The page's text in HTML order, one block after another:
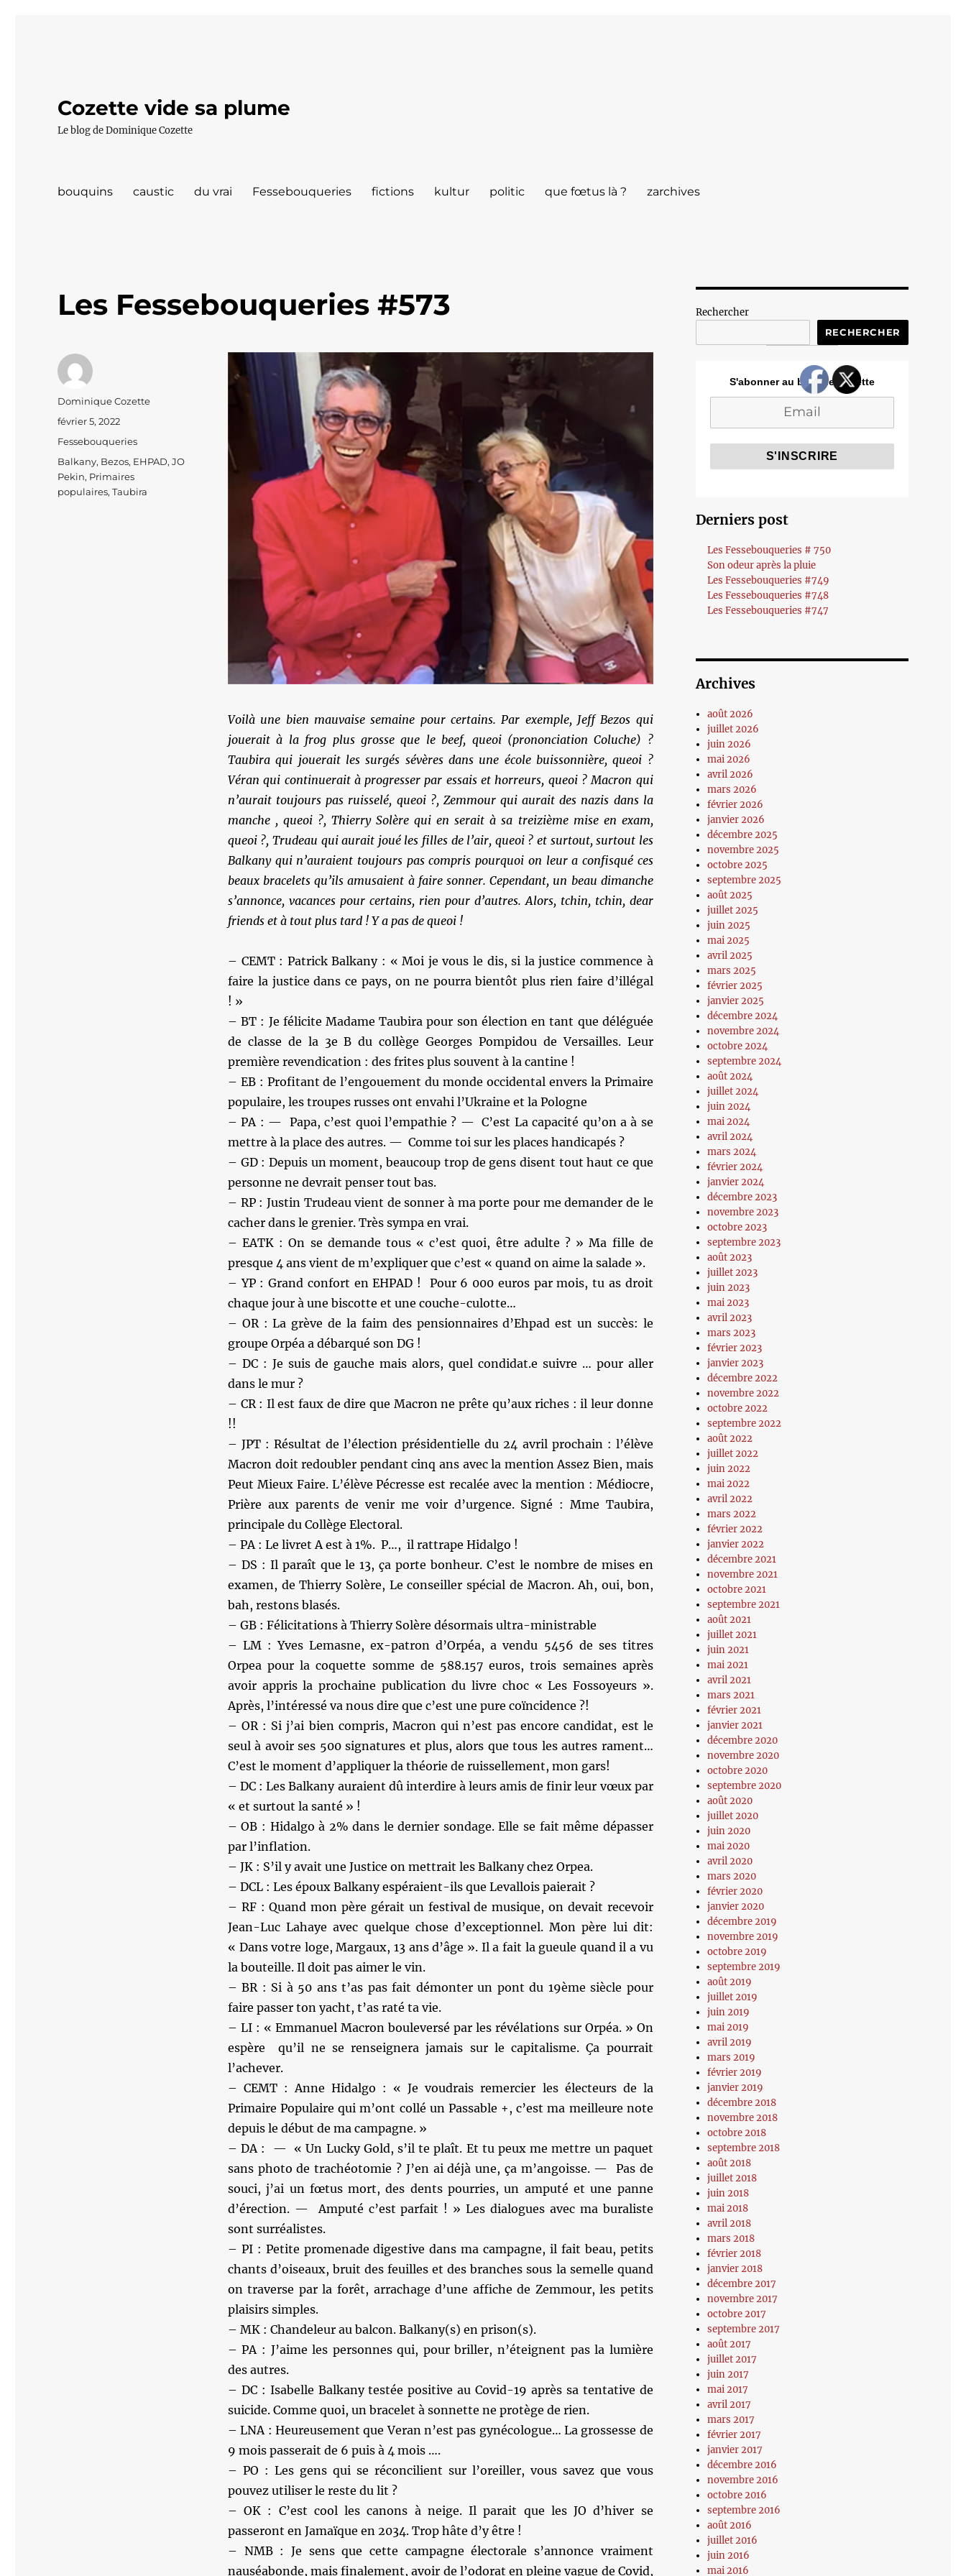
Cozette vide sa plume
Le blog de Dominique Cozette
bouquins caustic du vrai Fessebouqueries fictions kultur politic que fœtus là ? zarchives
Les Fessebouqueries #573
Voilà une bien mauvaise semaine pour certains. Par exemple, Jeff Bezos qui
jouerait à la frog plus grosse que le beef, queoi (prononciation Coluche) ?
Taubira qui jouerait les surgés sévères dans une école buissonnière, queoi ?
Véran qui continuerait à progresser par essais et horreurs, queoi ? Macron qui
n’aurait toujours pas ruisselé, queoi ?, Zemmour qui aurait des nazis dans la
manche , queoi ?, Thierry Solère qui en serait à sa treizième mise en exam,
queoi ?, Trudeau qui aurait joué les filles de l’air, queoi ? et surtout, surtout les
Balkany qui n’auraient toujours pas compris pourquoi on leur a confisqué ces
beaux bracelets qu’ils amusaient à faire sonner. Cependant, un beau dimanche
s’annonce, vacances pour certains, rien pour d’autres. Alors, tchin, tchin, dear
friends et à tout plus tard ! Y a pas de queoi !
– CEMT : Patrick Balkany : « Moi je vous le dis, si la justice commence à
faire la justice dans ce pays, on ne pourra bientôt plus rien faire d’illégal
! »
– BT : Je félicite Madame Taubira pour son élection en tant que déléguée
de classe de la 3e B du collège Georges Pompidou de Versailles. Leur
première revendication : des frites plus souvent à la cantine !
– EB : Profitant de l’engouement du monde occidental envers la Primaire
populaire, les troupes russes ont envahi l’Ukraine et la Pologne
– PA : — Papa, c’est quoi l’empathie ? — C’est La capacité qu’on a à se
mettre à la place des autres. — Comme toi sur les places handicapés ?
– GD : Depuis un moment, beaucoup trop de gens disent tout haut ce que
personne ne devrait penser tout bas.
– RP : Justin Trudeau vient de sonner à ma porte pour me demander de le
cacher dans le grenier. Très sympa en vrai.
– EATK : On se demande tous « c’est quoi, être adulte ? » Ma fille de
presque 4 ans vient de m’expliquer que c’est « quand on aime la salade ».
– YP : Grand confort en EHPAD ! Pour 6 000 euros par mois, tu as droit
chaque jour à une biscotte et une couche-culotte…
– OR : La grève de la faim des pensionnaires d’Ehpad est un succès: le
groupe Orpéa a débarqué son DG !
– DC : Je suis de gauche mais alors, quel condidat.e suivre … pour aller
dans le mur ?
– CR : Il est faux de dire que Macron ne prête qu’aux riches : il leur donne
!!
– JPT : Résultat de l’élection présidentielle du 24 avril prochain : l’élève
Macron doit redoubler pendant cinq ans avec la mention Assez Bien, mais
Peut Mieux Faire. L’élève Pécresse est recalée avec la mention : Médiocre,
Prière aux parents de venir me voir d’urgence. Signé : Mme Taubira,
principale du Collège Electoral.
– PA : Le livret A est à 1%. P…, il rattrape Hidalgo !
– DS : Il paraît que le 13, ça porte bonheur. C’est le nombre de mises en
examen, de Thierry Solère, Le conseiller spécial de Macron. Ah, oui, bon,
bah, restons blasés.
– GB : Félicitations à Thierry Solère désormais ultra-ministrable
– LM : Yves Lemasne, ex-patron d’Orpéa, a vendu 5456 de ses titres
Orpea pour la coquette somme de 588.157 euros, trois semaines après
avoir appris la prochaine publication du livre choc « Les Fossoyeurs ».
Après, l’intéressé va nous dire que c’est une pure coïncidence ?!
– OR : Si j’ai bien compris, Macron qui n’est pas encore candidat, est le
seul à avoir ses 500 signatures et plus, alors que tous les autres rament…
C’est le moment d’appliquer la théorie de ruissellement, mon gars!
– DC : Les Balkany auraient dû interdire à leurs amis de finir leur vœux par
« et surtout la santé » !
– OB : Hidalgo à 2% dans le dernier sondage. Elle se fait même dépasser
par l’inflation.
– JK : S’il y avait une Justice on mettrait les Balkany chez Orpea.
– DCL : Les époux Balkany espéraient-ils que Levallois paierait ?
– RF : Quand mon père gérait un festival de musique, on devait recevoir
Jean-Luc Lahaye avec quelque chose d’exceptionnel. Mon père lui dit:
« Dans votre loge, Margaux, 13 ans d’âge ». Il a fait la gueule quand il a vu
la bouteille. Il doit pas aimer le vin.
– BR : Si à 50 ans t’as pas fait démonter un pont du 19ème siècle pour
faire passer ton yacht, t’as raté ta vie.
– LI : « Emmanuel Macron bouleversé par les révélations sur Orpéa. » On
espère qu’il ne se renseignera jamais sur le capitalisme. Ça pourrait
l’achever.
– CEMT : Anne Hidalgo : « Je voudrais remercier les électeurs de la
Primaire Populaire qui m’ont collé un Passable +, c’est ma meilleure note
depuis le début de ma campagne. »
– DA : — « Un Lucky Gold, s’il te plaît. Et tu peux me mettre un paquet
sans photo de trachéotomie ? J’en ai déjà une, ça m’angoisse. — Pas de
souci, j’ai un fœtus mort, des dents pourries, un amputé et une panne
d’érection. — Amputé c’est parfait ! » Les dialogues avec ma buraliste
sont surréalistes.
– PI : Petite promenade digestive dans ma campagne, il fait beau, petits
chants d’oiseaux, bruit des feuilles et des branches sous la semelle quand
on traverse par la forêt, arrachage d’une affiche de Zemmour, les petits
plaisirs simples.
– MK : Chandeleur au balcon. Balkany(s) en prison(s).
– PA : J’aime les personnes qui, pour briller, n’éteignent pas la lumière
des autres.
– DC : Isabelle Balkany testée positive au Covid-19 après sa tentative de
suicide. Comme quoi, un bracelet à sonnette ne protège de rien.
– LNA : Heureusement que Veran n’est pas gynécologue… La grossesse de
9 mois passerait de 6 puis à 4 mois ….
– PO : Les gens qui se réconcilient sur l’oreiller, vous savez que vous
pouvez utiliser le reste du lit ?
– OK : C’est cool les canons à neige. Il parait que les JO d’hiver se
passeront en Jamaïque en 2034. Trop hâte d’y être !
– NMB : Je sens que cette campagne électorale s’annonce vraiment
nauséabonde, mais finalement, avoir de l’odorat en pleine vague de Covid,
Auteur
Dominique Cozette
Publié
février 5, 2022
Catégories
Fessebouqueries
Étiquettes
Balkany, Bezos, EHPAD,JO
Pekin, Primaires
populaires,Taubira
Rechercher
RECHERCHER
S'abonner au blog de Cozette
Derniers post
Les Fessebouqueries # 750
Son odeur après la pluie
Les Fessebouqueries #749
Les Fessebouqueries #748
Les Fessebouqueries #747
Archives
août 2026
juillet 2026
juin 2026
mai 2026
avril 2026
mars 2026
février 2026
janvier 2026
décembre 2025
novembre 2025
octobre 2025
septembre 2025
août 2025
juillet 2025
juin 2025
mai 2025
avril 2025
mars 2025
février 2025
janvier 2025
décembre 2024
novembre 2024
octobre 2024
septembre 2024
août 2024
juillet 2024
juin 2024
mai 2024
avril 2024
mars 2024
février 2024
janvier 2024
décembre 2023
novembre 2023
octobre 2023
septembre 2023
août 2023
juillet 2023
juin 2023
mai 2023
avril 2023
mars 2023
février 2023
janvier 2023
décembre 2022
novembre 2022
octobre 2022
septembre 2022
août 2022
juillet 2022
juin 2022
mai 2022
avril 2022
mars 2022
février 2022
janvier 2022
décembre 2021
novembre 2021
octobre 2021
septembre 2021
août 2021
juillet 2021
juin 2021
mai 2021
avril 2021
mars 2021
février 2021
janvier 2021
décembre 2020
novembre 2020
octobre 2020
septembre 2020
août 2020
juillet 2020
juin 2020
mai 2020
avril 2020
mars 2020
février 2020
janvier 2020
décembre 2019
novembre 2019
octobre 2019
septembre 2019
août 2019
juillet 2019
juin 2019
mai 2019
avril 2019
mars 2019
février 2019
janvier 2019
décembre 2018
novembre 2018
octobre 2018
septembre 2018
août 2018
juillet 2018
juin 2018
mai 2018
avril 2018
mars 2018
février 2018
janvier 2018
décembre 2017
novembre 2017
octobre 2017
septembre 2017
août 2017
juillet 2017
juin 2017
mai 2017
avril 2017
mars 2017
février 2017
janvier 2017
décembre 2016
novembre 2016
octobre 2016
septembre 2016
août 2016
juillet 2016
juin 2016
mai 2016